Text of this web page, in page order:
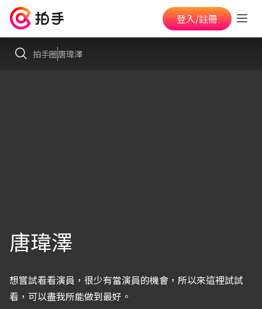
登入/註冊
拍手圈唐瑋澤
唐瑋澤
想嘗試看看演員，很少有當演員的機會，所以來這裡試試
看，可以盡我所能做到最好。